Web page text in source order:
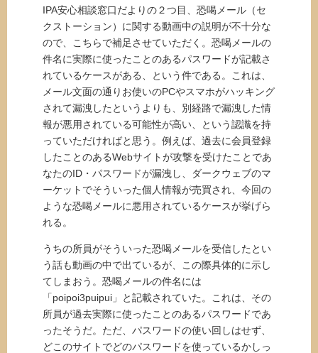
IPA安心相談窓口だよりの２つ目、恐喝メール（セ
クストーション）に関する動画中の説明が不十分な
ので、こちらで補足させていただく。恐喝メールの
件名に実際に使ったことのあるパスワードが記載さ
れているケースがある、という件である。これは、
メール文面の通りお使いのPCやスマホがハッキング
されて漏洩したというよりも、別経路で漏洩した情
報が悪用されている可能性が高い、という認識を持
っていただければと思う。例えば、過去に会員登録
したことのあるWebサイトが攻撃を受けたことであ
なたのID・パスワードが漏洩し、ダークウェブのマ
ーケットでそういった個人情報が売買され、今回の
ような恐喝メールに悪用されているケースが挙げら
れる。
うちの所員がそういった恐喝メールを受信したとい
う話も動画の中で出ているが、この際具体的に示し
てしまおう。恐喝メールの件名には
「poipoi3puipui」と記載されていた。これは、その
所員が過去実際に使ったことのあるパスワードであ
ったそうだ。ただ、パスワードの使い回しはせず、
どこのサイトでどのパスワードを使っているかしっ